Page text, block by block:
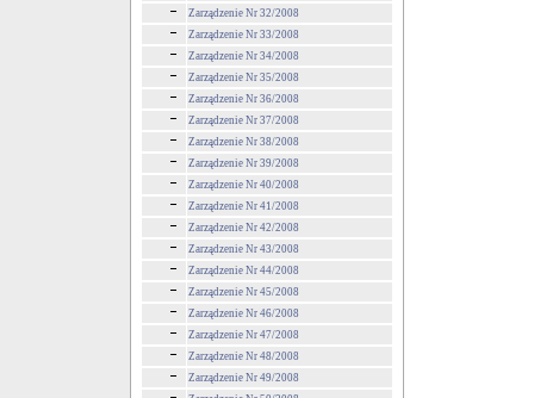
Zarządzenie Nr 32/2008
Zarządzenie Nr 33/2008
Zarządzenie Nr 34/2008
Zarządzenie Nr 35/2008
Zarządzenie Nr 36/2008
Zarządzenie Nr 37/2008
Zarządzenie Nr 38/2008
Zarządzenie Nr 39/2008
Zarządzenie Nr 40/2008
Zarządzenie Nr 41/2008
Zarządzenie Nr 42/2008
Zarządzenie Nr 43/2008
Zarządzenie Nr 44/2008
Zarządzenie Nr 45/2008
Zarządzenie Nr 46/2008
Zarządzenie Nr 47/2008
Zarządzenie Nr 48/2008
Zarządzenie Nr 49/2008